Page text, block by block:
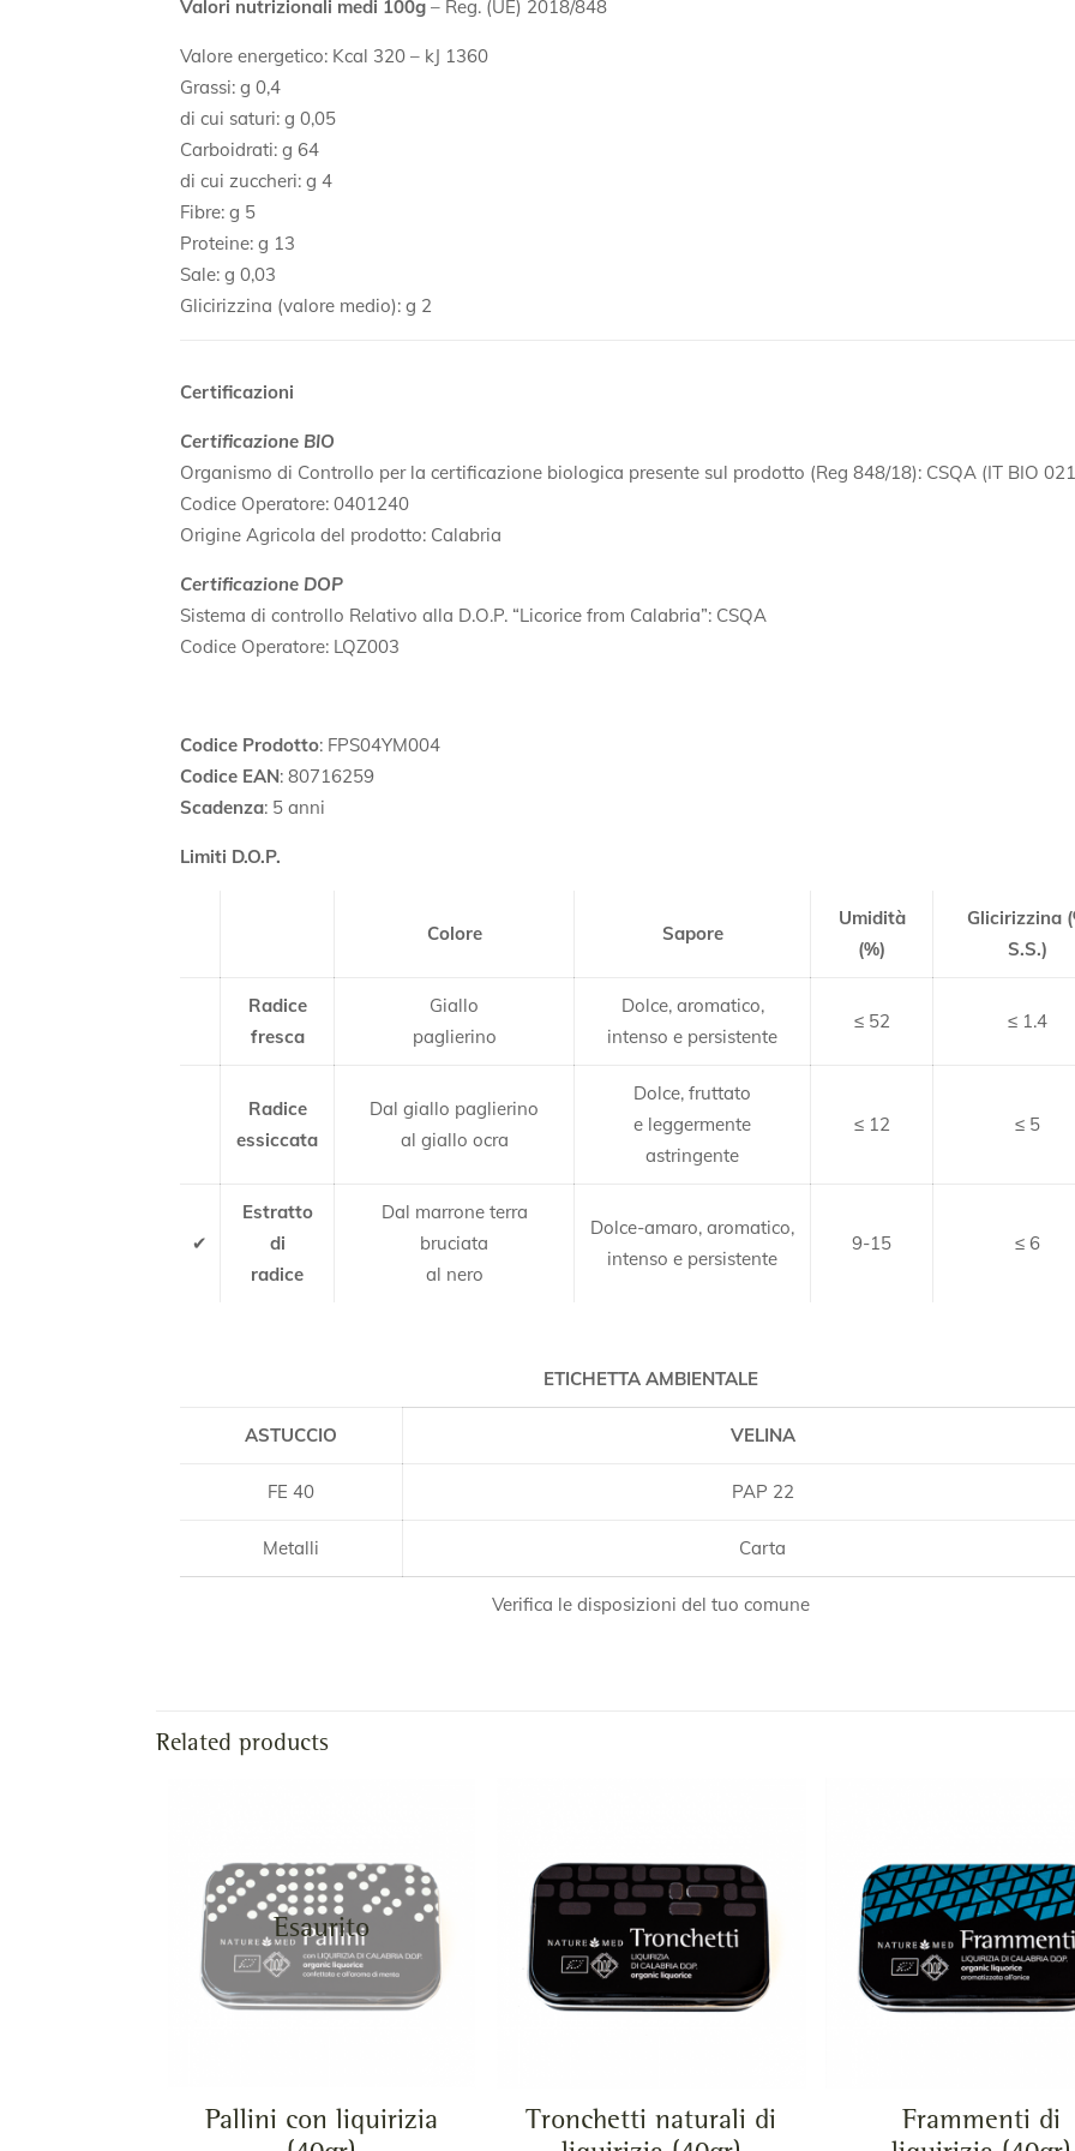
Valori nutrizionali medi 100g – Reg. (UE) 2018/848
Valore energetico: Kcal 320 – kJ 1360
Grassi: g 0,4
di cui saturi: g 0,05
Carboidrati: g 64
di cui zuccheri: g 4
Fibre: g 5
Proteine: g 13
Sale: g 0,03
Glicirizzina (valore medio): g 2
Certificazioni
Certificazione BIO
Organismo di Controllo per la certificazione biologica presente sul prodotto (Reg 848/18): CSQA (IT BIO
Codice Operatore: 0401240
Origine Agricola del prodotto: Calabria
Certificazione DOP
Sistema di controllo Relativo alla D.O.P. “Licorice from Calabria”: CSQA
Codice Operatore: LQZ003
Codice Prodotto: FPS04YM004
Codice EAN: 80716259
Scadenza: 5 anni
Limiti D.O.P.
Colore Sapore
Umidità
(%)
Glicirizzina
S.S.)
Radice
fresca
Giallo
paglierino
Dolce, aromatico,
intenso e persistente
≤ 52 ≤ 1.4
Radice
essiccata
Dal giallo paglierino
al giallo ocra
Dolce, fruttato
e leggermente
astringente
≤ 12 ≤ 5
✔
Estratto
di
radice
Dal marrone terra
bruciata
al nero
Dolce-amaro, aromatico,
intenso e persistente
9-15 ≤ 6
ETICHETTA AMBIENTALE
ASTUCCIO VELINA
FE 40 PAP 22
Metalli Carta
Verifica le disposizioni del tuo comune
Related products
Esaurito
Pallini con liquirizia
Tronchetti naturali di
Frammenti di